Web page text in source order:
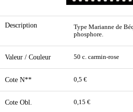
Description
Type Marianne de
phosphore.
Valeur / Couleur 50 c. carmin-rose
Cote N** 0,5 €
Cote Obl. 0,15 €